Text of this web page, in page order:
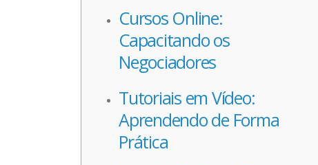
Cursos Online:
Capacitando os
Negociadores
Tutoriais em Vídeo:
Aprendendo de Forma
Prática